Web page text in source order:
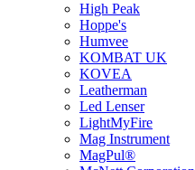
High Peak
Hoppe's
Humvee
KOMBAT UK
KOVEA
Leatherman
Led Lenser
LightMyFire
Mag Instrument
MagPul®